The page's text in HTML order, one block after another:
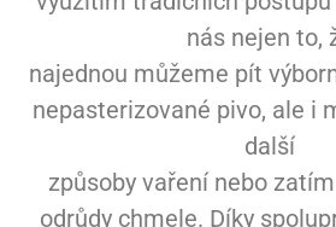
nás nejen to,
najednou můžeme pít
nepasterizované pivo, ale i
další
způsoby vaření nebo
odrůdy chmele. Díky